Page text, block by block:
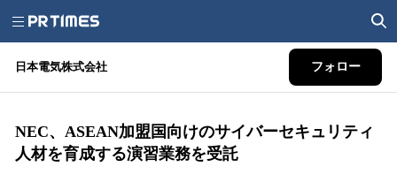
日本電気株式会社 フォロー
NEC、ASEAN加盟国向けのサイバーセキュリティ
人材を育成する演習業務を受託